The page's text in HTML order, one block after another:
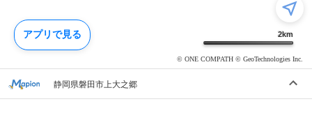
2km
© ONE COMPATH © GeoTechnologies Inc.
静岡県磐田市上大之郷
アプリで見る